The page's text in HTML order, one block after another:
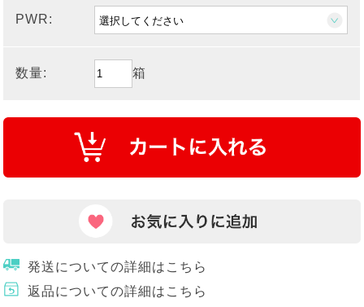
PWR:
数量: 箱
発送についての詳細はこちら
返品についての詳細はこちら